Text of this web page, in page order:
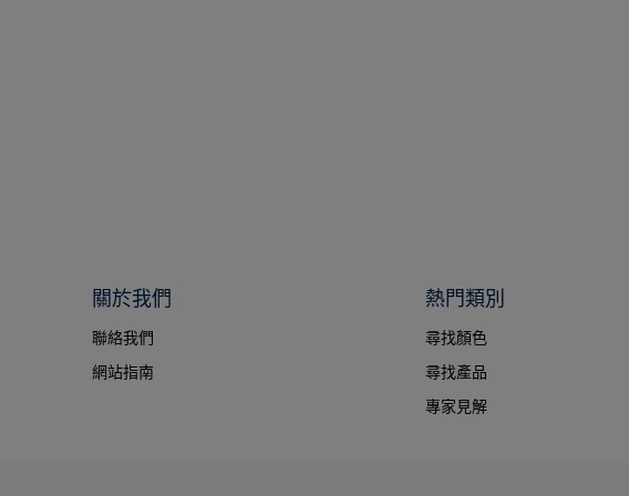
關於我們
聯絡我們
網站指南
熱門類別
尋找顏色
尋找產品
專家見解